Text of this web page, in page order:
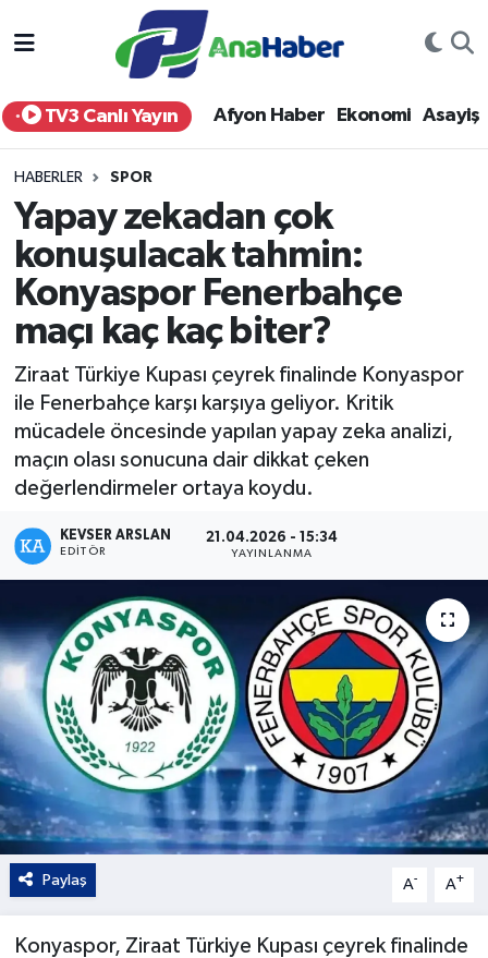
TV3 Canlı Yayın Afyon Haber Ekonomi Asayiş
HABERLER SPOR
Yapay zekadan çok
konuşulacak tahmin:
Konyaspor Fenerbahçe
maçı kaç kaç biter?
Ziraat Türkiye Kupası çeyrek finalinde Konyaspor
ile Fenerbahçe karşı karşıya geliyor. Kritik
mücadele öncesinde yapılan yapay zeka analizi,
maçın olası sonucuna dair dikkat çeken
değerlendirmeler ortaya koydu.
KEVSER ARSLAN
EDITÖR
21.04.2026 - 15:34
YAYINLANMA
Paylaş A- A+
Konyaspor, Ziraat Türkiye Kupası çeyrek finalinde
Yurt Haber
Afyon Haber
Siyaset
Spor
Sağlık
Teknoloji
Kültür - Sanat
Yaşam
Afyonkarahisar Nöbetçi Eczaneler
Afyonkarahisar Hava Durumu
Afyonkarahisar Trafik Yoğunluk Haritası
Süper Lig Puan Durumu ve Fikstür
Son Dakika Haberleri
Haber Arşivi